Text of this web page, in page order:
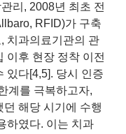
리, 2008년 최초 전
RFID)가 구축
치과의료기관의 관
이후 현장 정착 이전
있다[4,5]. 당시 인증
계를 극복하고자,
해당 시기에 수행
하였다. 이는 치과